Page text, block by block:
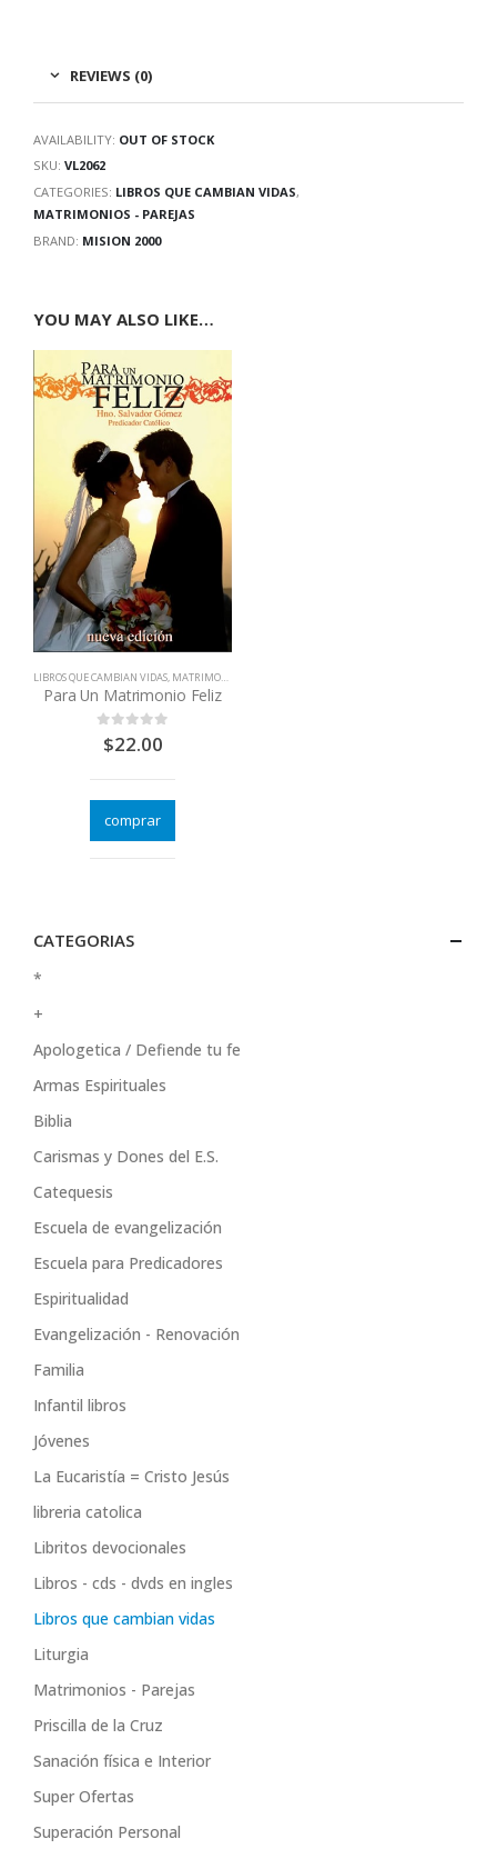
REVIEWS (0)
AVAILABILITY: OUT OF STOCK
SKU: VL2062
CATEGORIES: LIBROS QUE CAMBIAN VIDAS,
MATRIMONIOS - PAREJAS
BRAND: MISION 2000
YOU MAY ALSO LIKE…
LIBROS QUE CAMBIAN VIDAS, MATRIMONIOS - PAREJAS
Para Un Matrimonio Feliz
out of 5
$22.00
comprar
CATEGORIAS
*
+
Apologetica / Defiende tu fe
Armas Espirituales
Biblia
Carismas y Dones del E.S.
Catequesis
Escuela de evangelización
Escuela para Predicadores
Espiritualidad
Evangelización - Renovación
Familia
Infantil libros
Jóvenes
La Eucaristía = Cristo Jesús
libreria catolica
Libritos devocionales
Libros - cds - dvds en ingles
Libros que cambian vidas
Liturgia
Matrimonios - Parejas
Priscilla de la Cruz
Sanación física e Interior
Super Ofertas
Superación Personal